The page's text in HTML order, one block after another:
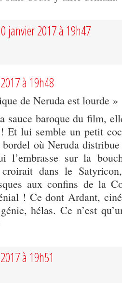
janvier 2017 à 19h47
à 19h48
de Neruda est lourde »
sauce baroque du film,
Et lui semble un petit
où Neruda
l’embrasse sur la
dans le
aux confins de la
! Ce dont Ardant,
hélas. Ce n’est
à 19h51